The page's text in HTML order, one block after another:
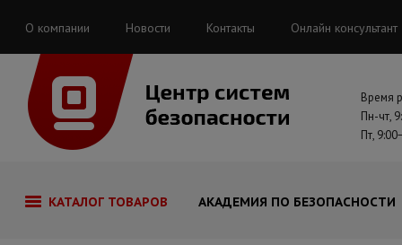
О компании Новости Контакты Онлайн консультант
Время
Пн-чт,
Пт,
КАТАЛОГ ТОВАРОВ АКАДЕМИЯ ПО БЕЗОПАСНОСТИ